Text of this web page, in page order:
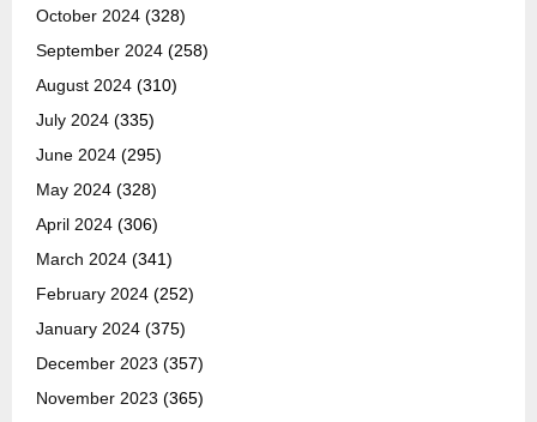
October 2024 (328)
September 2024 (258)
August 2024 (310)
July 2024 (335)
June 2024 (295)
May 2024 (328)
April 2024 (306)
March 2024 (341)
February 2024 (252)
January 2024 (375)
December 2023 (357)
November 2023 (365)